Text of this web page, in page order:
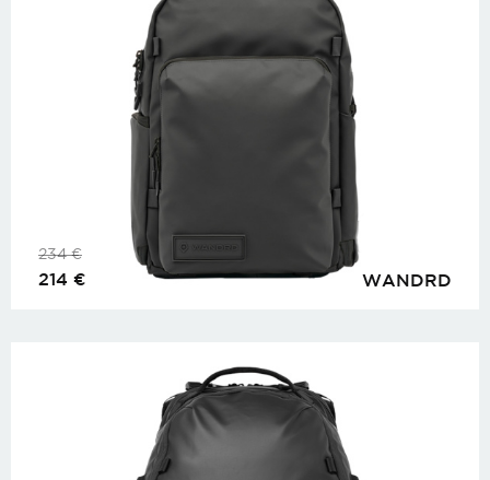
WANDRD
234€
214 €